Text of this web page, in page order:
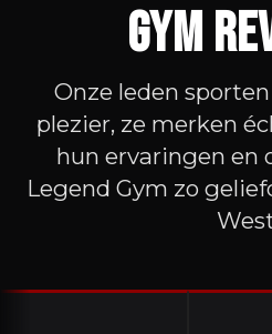
Gym
Onze leden
plezier, ze merken
hun ervaringen en
Legend Gym zo